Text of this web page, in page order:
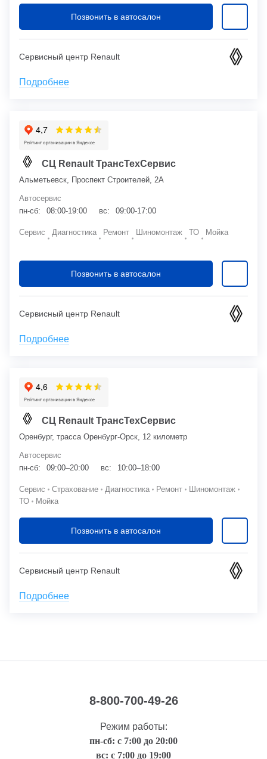
Позвонить в автосалон
Сервисный центр Renault
Подробнее
СЦ Renault ТрансТехСервис
Альметьевск, Проспект Строителей, 2А
Автосервис
пн-сб:
08:00-19:00 вс: 09:00-17:00
Сервис Диагностика Ремонт Шиномонтаж ТО Мойка
Позвонить в автосалон
Сервисный центр Renault
Подробнее
СЦ Renault ТрансТехСервис
Оренбург, трасса Оренбург-Орск, 12 километр
Автосервис
пн-сб:
09:00–20:00 вс: 10:00–18:00
Сервис Страхование Диагностика Ремонт
Шиномонтаж
ТО
Мойка
Позвонить в автосалон
Сервисный центр Renault
Подробнее
8-800-700-49-26
Режим работы:
пн-сб: с 7:00 до 20:00
вс: с 7:00 до 19:00